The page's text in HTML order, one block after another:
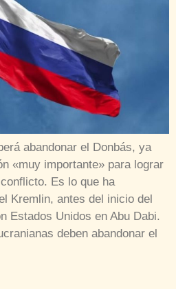
abandonar el Donbás, ya
«muy importante» para lograr
Es lo que ha
Kremlin, antes del inicio del
Estados Unidos en Abu Dabi.
deben abandonar el